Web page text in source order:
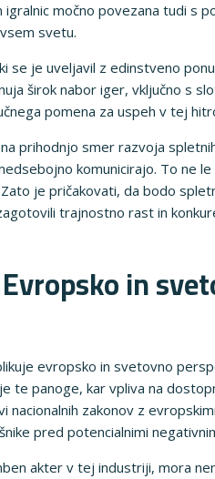
močno povezana tudi s
svetu.
se je uveljavil z edinstveno
širok nabor iger, vključno s
pomena za uspeh v tej
prihodnjo smer razvoja
komunicirajo. To ne
je pričakovati, da bodo
trajnostno rast in
in
evropsko in svetovno
te panoge, kar vpliva na
zakonov z
pred potencialnimi
akter v tej industriji, mora